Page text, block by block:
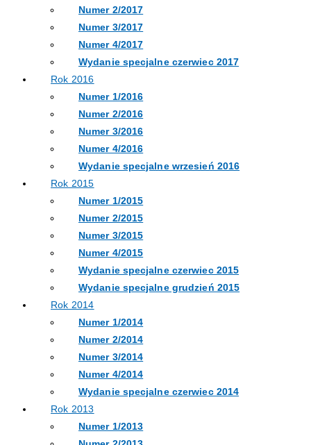
Numer 2/2017
Numer 3/2017
Numer 4/2017
Wydanie specjalne czerwiec 2017
Rok 2016
Numer 1/2016
Numer 2/2016
Numer 3/2016
Numer 4/2016
Wydanie specjalne wrzesień 2016
Rok 2015
Numer 1/2015
Numer 2/2015
Numer 3/2015
Numer 4/2015
Wydanie specjalne czerwiec 2015
Wydanie specjalne grudzień 2015
Rok 2014
Numer 1/2014
Numer 2/2014
Numer 3/2014
Numer 4/2014
Wydanie specjalne czerwiec 2014
Rok 2013
Numer 1/2013